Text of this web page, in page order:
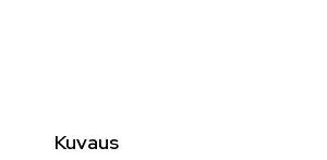
Kuvaus